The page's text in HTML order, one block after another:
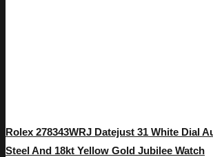
Rolex 278343WRJ Datejust 31 White Dial
Steel And 18kt Yellow Gold Jubilee Watch